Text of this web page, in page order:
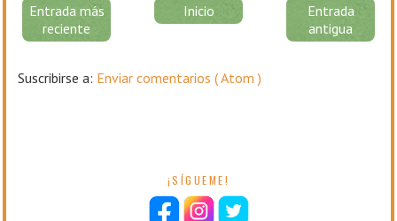
Entrada más
reciente
Entrada
antigua
Inicio
Suscribirse a: Enviar comentarios ( Atom )
¡SÍGUEME!